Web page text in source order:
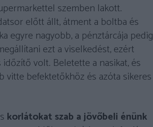
szemben lakott.
előtt állt, átment a boltba és
egyre nagyobb, a pénztárcája pedig
ezt a viselkedést, ezért
volt. Beletette a nasikat, és
befektetőkhöz és azóta sikeres
korlátokat szab a jövőbeli énünk